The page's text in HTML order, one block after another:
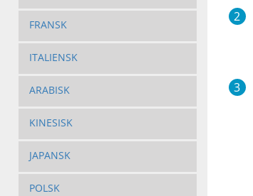
FRANSK
ITALIENSK
ARABISK
KINESISK
JAPANSK
POLSK